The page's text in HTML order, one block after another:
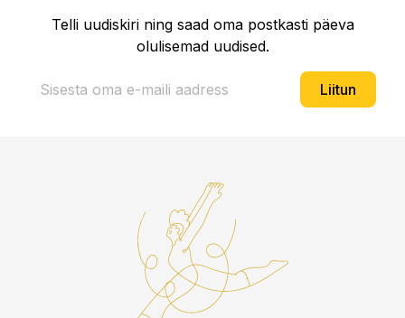
Telli uudiskiri ning saad oma postkasti päeva
olulisemad uudised.
Liitun